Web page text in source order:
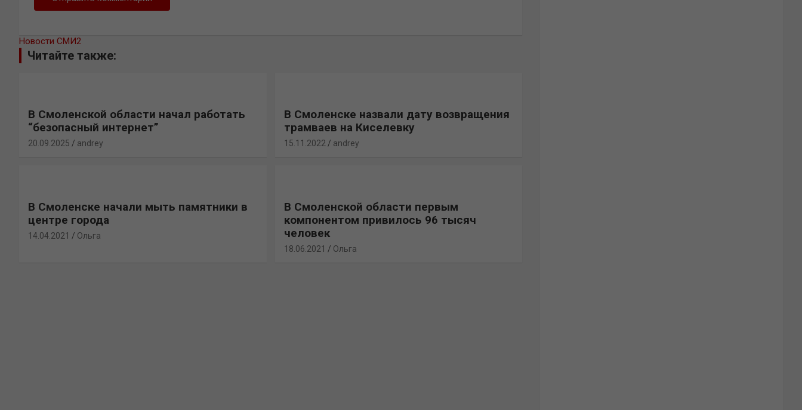
Новости СМИ2
Читайте также:
В Смоленской области начал работать
“безопасный интернет”
20.09.2025 andrey
В Смоленске назвали дату возвращения
трамваев на Киселевку
15.11.2022 andrey
В Смоленске начали мыть памятники в
центре города
14.04.2021 Ольга
В Смоленской области первым
компонентом привилось 96 тысяч
человек
18.06.2021 Ольга